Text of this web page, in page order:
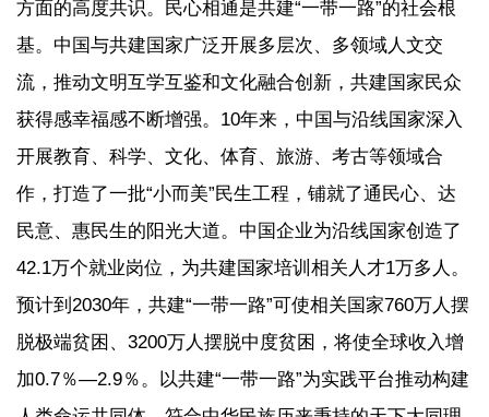
方面的高度共识。民心相通是共建“一带一路”的社会根
基。中国与共建国家广泛开展多层次、多领域人文交
流，推动文明互学互鉴和文化融合创新，共建国家民众
获得感幸福感不断增强。10年来，中国与沿线国家深入
开展教育、科学、文化、体育、旅游、考古等领域合
作，打造了一批“小而美”民生工程，铺就了通民心、达
民意、惠民生的阳光大道。中国企业为沿线国家创造了
42.1万个就业岗位，为共建国家培训相关人才1万多人。
预计到2030年，共建“一带一路”可使相关国家760万人摆
脱极端贫困、3200万人摆脱中度贫困，将使全球收入增
加0.7％—2.9％。以共建“一带一路”为实践平台推动构建